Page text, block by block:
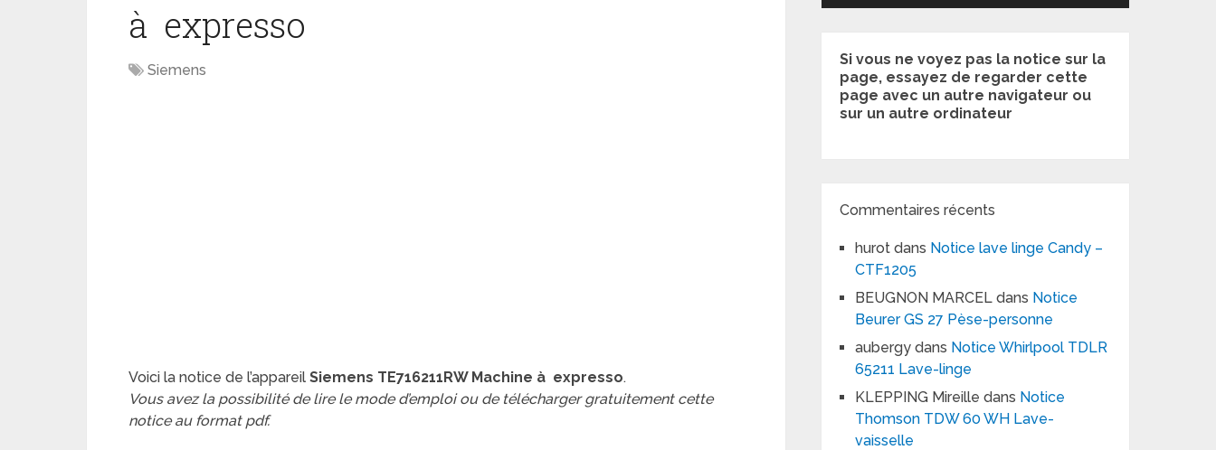
à expresso
Siemens
Voici la notice de l’appareil Siemens TE716211RW Machine à expresso.
Vous avez la possibilité de lire le mode d’emploi ou de télécharger gratuitement cette
notice au format pdf.
Si vous ne voyez pas la notice sur la
page, essayez de regarder cette
page avec un autre navigateur ou
sur un autre ordinateur
Commentaires récents
hurot dans Notice lave linge Candy –
CTF1205
BEUGNON MARCEL dans Notice
Beurer GS 27 Pèse-personne
aubergy dans Notice Whirlpool TDLR
65211 Lave-linge
KLEPPING Mireille dans Notice
Thomson TDW 60 WH Lave-
vaisselle